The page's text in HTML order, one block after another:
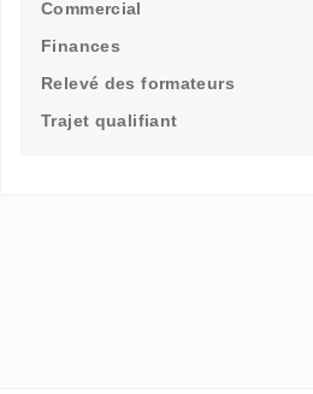
Commercial
Finances
Relevé des formateurs
Trajet qualifiant